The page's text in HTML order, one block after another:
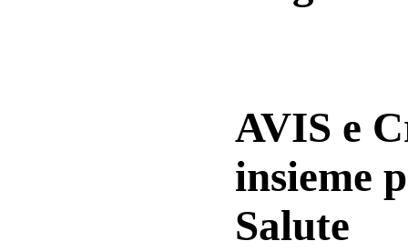
AVIS e
insieme
Salute